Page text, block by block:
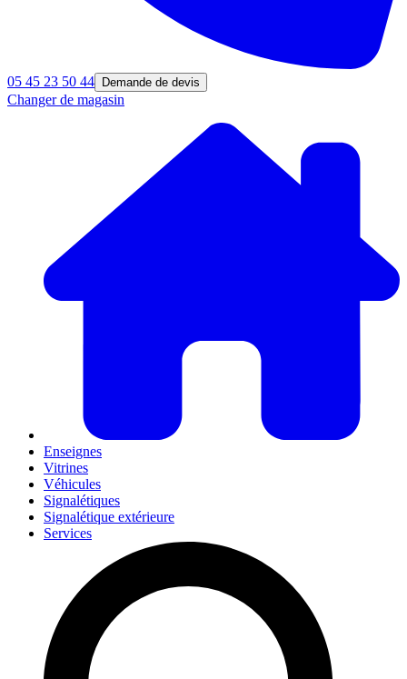
05 45 23 50 44 Demande de devis
Changer de magasin
Enseignes
Vitrines
Véhicules
Signalétiques
Signalétique extérieure
Services